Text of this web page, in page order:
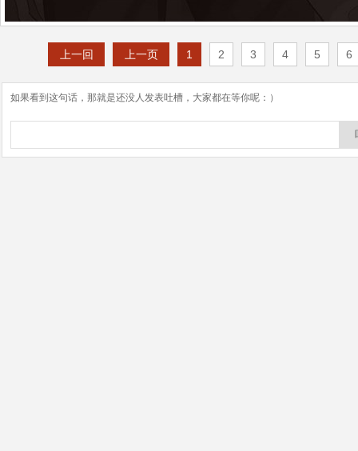
上一回 上一页 1 2 3 4 5 6
如果看到这句话，那就是还没人发表吐槽，大家都在等你呢：）